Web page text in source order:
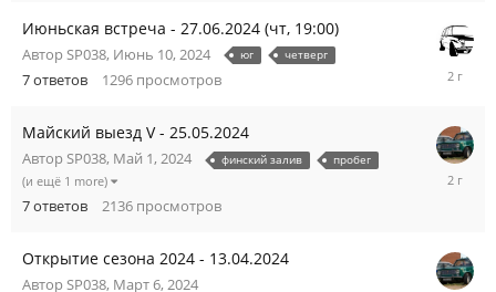
Июньская встреча - 27.06.2024 (чт, 19:00)
АвторSP038, Июнь 10, 2024 юг четверг
7ответов 1296 просмотров
Июнь
Майский выезд V - 25.05.2024
АвторSP038, Май 1, 2024 финский залив пробег
(и ещё 1 more)
7ответов 2136 просмотров
Май
Открытие сезона 2024 - 13.04.2024
Автор SP038, Март 6, 2024